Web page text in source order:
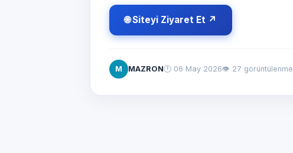
🌐 Siteyi Ziyaret Et ↗
M MAZRON🕐 06 May 2026👁 27 görüntülenme